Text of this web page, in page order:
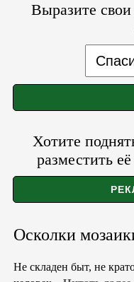
Выразите
Хотите
разместить
Осколки
Не складен быт, не